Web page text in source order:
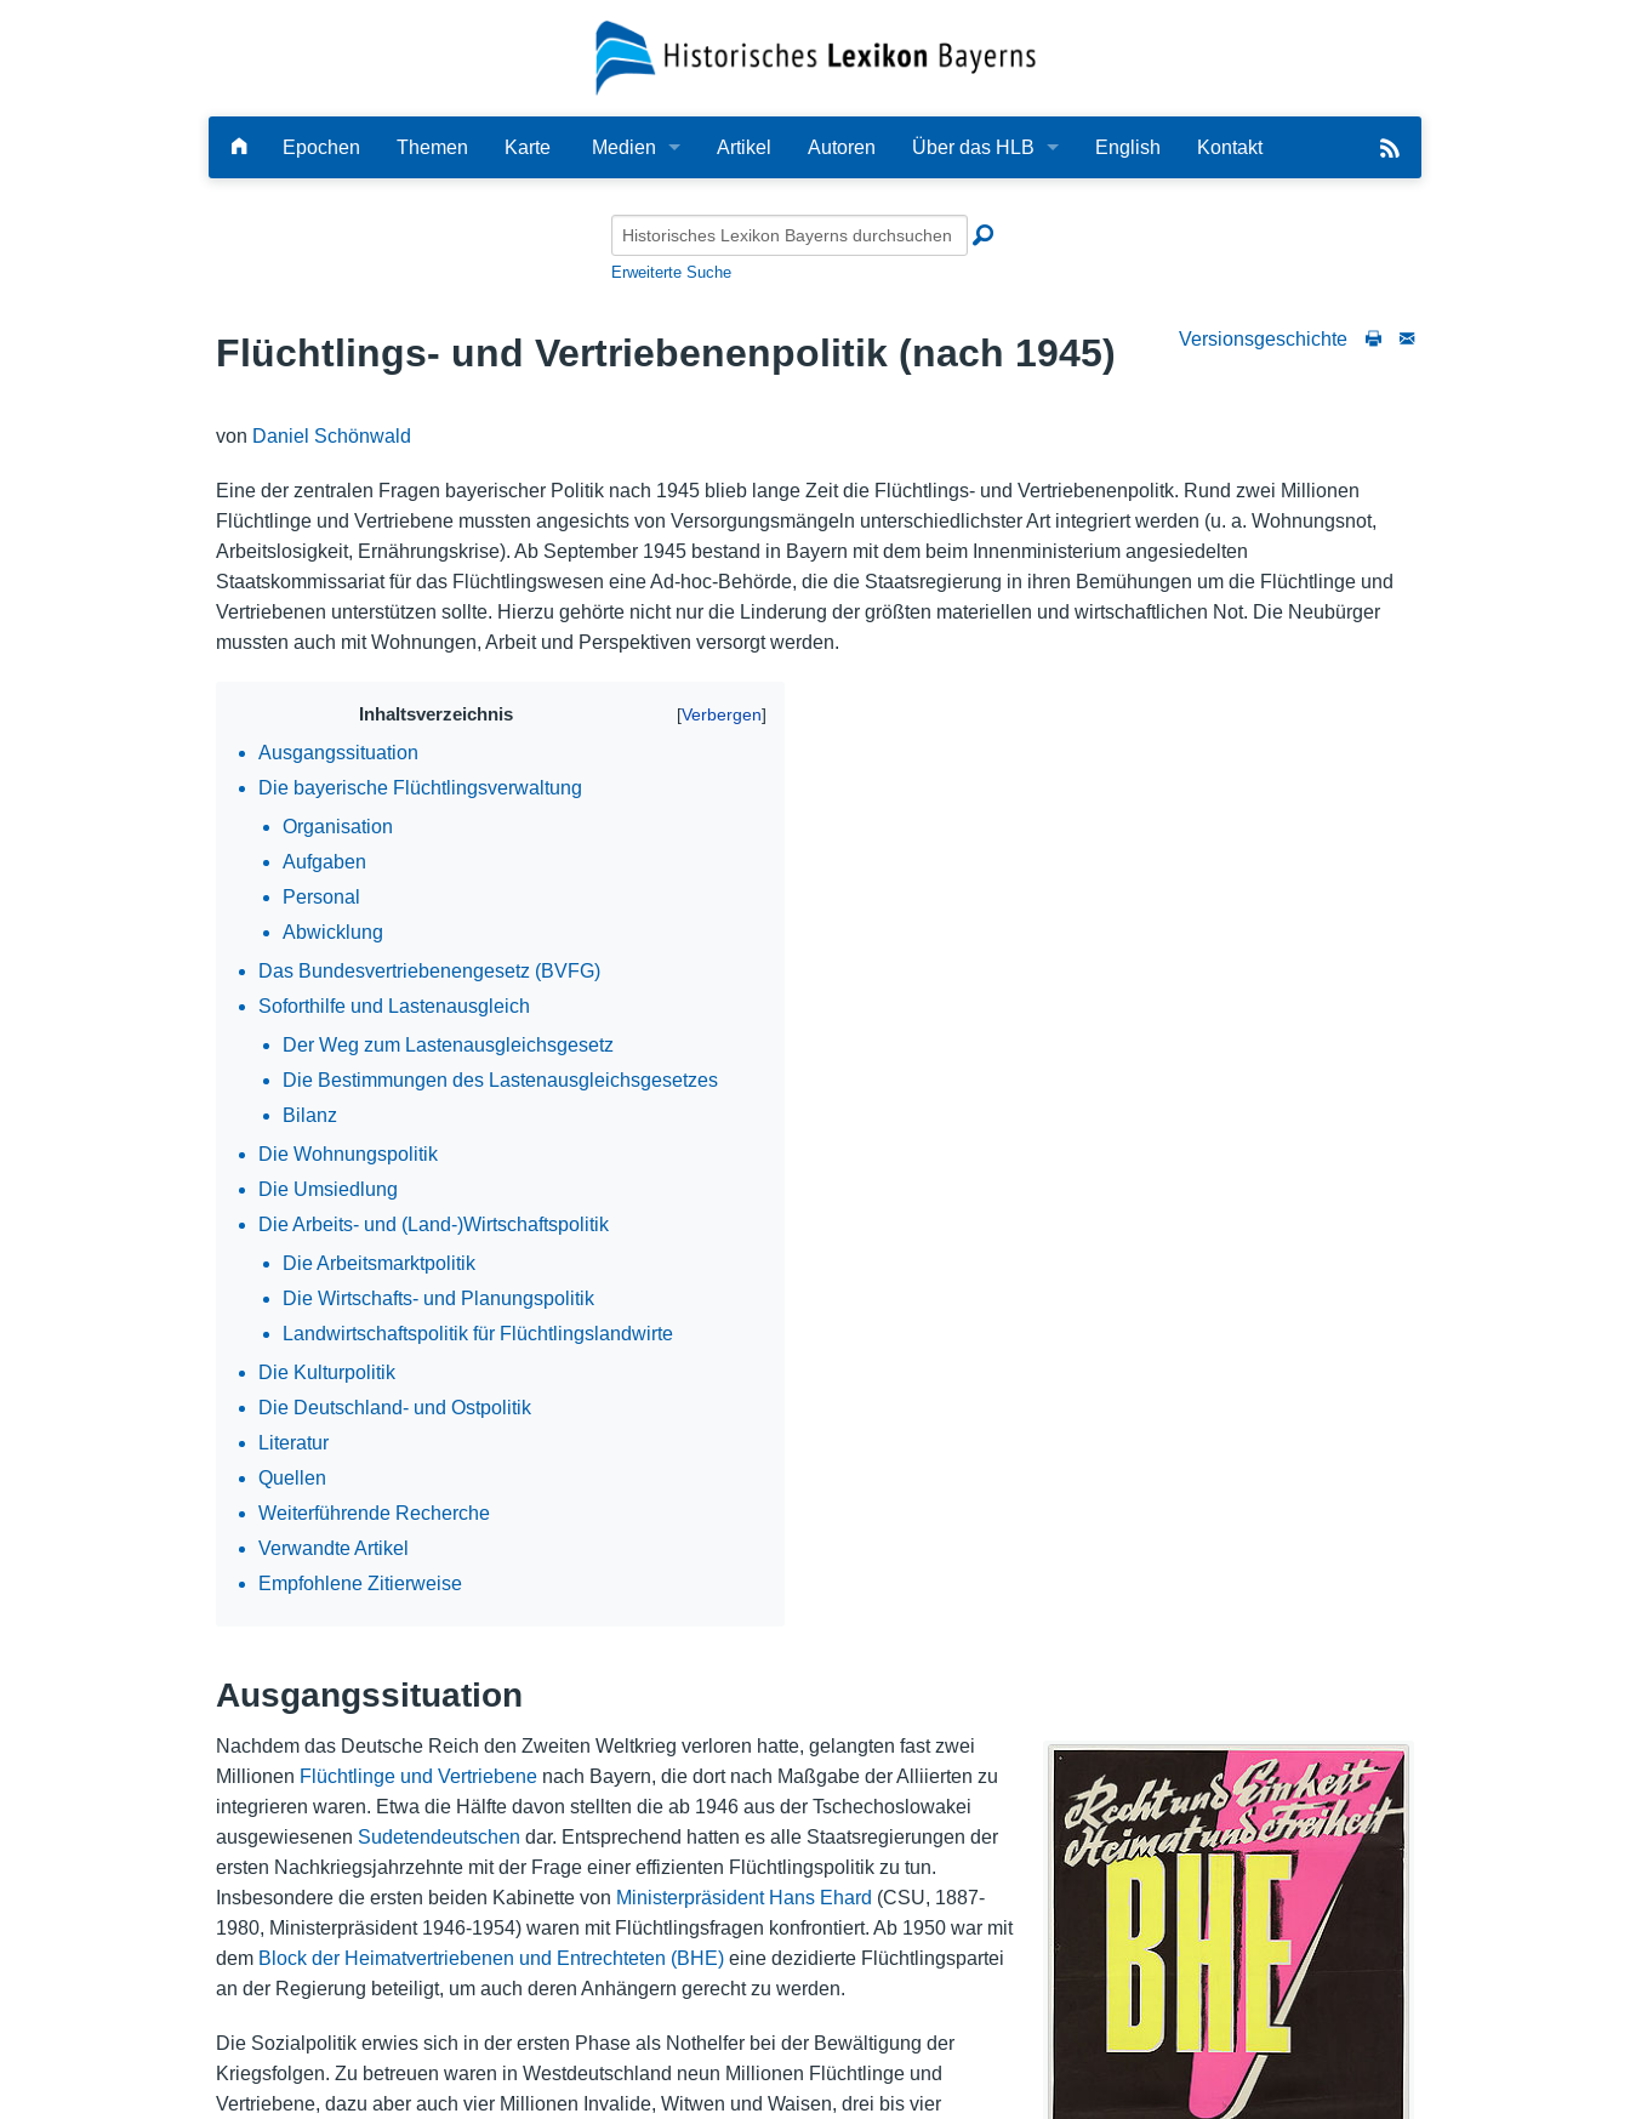
Epochen Themen Karte Medien
Audio
PDF
Artikel Autoren Über das HLB
Redaktion
Wissenschaftlicher Beirat
Häufige Fragen
Nutzungshinweise
English Kontakt
Erweiterte Suche
Versionsgeschichte
Flüchtlings- und Vertriebenenpolitik (nach 1945)
von Daniel Schönwald
Eine der zentralen Fragen bayerischer Politik nach 1945 blieb lange Zeit die Flüchtlings- und Vertriebenenpolitk. Rund zwei Millionen
Flüchtlinge und Vertriebene mussten angesichts von Versorgungsmängeln unterschiedlichster Art integriert werden (u. a. Wohnungsnot,
Arbeitslosigkeit, Ernährungskrise). Ab September 1945 bestand in Bayern mit dem beim Innenministerium angesiedelten
Staatskommissariat für das Flüchtlingswesen eine Ad-hoc-Behörde, die die Staatsregierung in ihren Bemühungen um die Flüchtlinge und
Vertriebenen unterstützen sollte. Hierzu gehörte nicht nur die Linderung der größten materiellen und wirtschaftlichen Not. Die Neubürger
mussten auch mit Wohnungen, Arbeit und Perspektiven versorgt werden.
Inhaltsverzeichnis
Ausgangssituation
Die bayerische Flüchtlingsverwaltung
Organisation
Aufgaben
Personal
Abwicklung
Das Bundesvertriebenengesetz (BVFG)
Soforthilfe und Lastenausgleich
Der Weg zum Lastenausgleichsgesetz
Die Bestimmungen des Lastenausgleichsgesetzes
Bilanz
Die Wohnungspolitik
Die Umsiedlung
Die Arbeits- und (Land-)Wirtschaftspolitik
Die Arbeitsmarktpolitik
Die Wirtschafts- und Planungspolitik
Landwirtschaftspolitik für Flüchtlingslandwirte
Die Kulturpolitik
Die Deutschland- und Ostpolitik
Literatur
Quellen
Weiterführende Recherche
Verwandte Artikel
Empfohlene Zitierweise
Ausgangssituation
Nachdem das Deutsche Reich den Zweiten Weltkrieg verloren hatte, gelangten fast zwei
Millionen Flüchtlinge und Vertriebenenach Bayern, die dort nach Maßgabe der Alliierten zu
integrieren waren. Etwa die Hälfte davon stellten die ab 1946 aus der Tschechoslowakei
ausgewiesenen Sudetendeutschen dar. Entsprechend hatten es alle Staatsregierungen der
ersten Nachkriegsjahrzehnte mit der Frage einer effizienten Flüchtlingspolitik zu tun.
Insbesondere die ersten beiden Kabinettevon Ministerpräsident Hans Ehard (CSU, 1887-
1980, Ministerpräsident 1946-1954) waren mit Flüchtlingsfragen konfrontiert. Ab 1950 war mit
dem Block der Heimatvertriebenen und Entrechteten (BHE)eine dezidierte Flüchtlingspartei
an der Regierung beteiligt, um auch deren Anhängern gerecht zu werden.
Die Sozialpolitikerwies sich in der ersten Phase als Nothelfer bei der Bewältigung der
Kriegsfolgen. Zu betreuen waren in Westdeutschland neun Millionen Flüchtlinge und
Vertriebene, dazu aber auch vier Millionen Invalide, Witwen und Waisen, drei bis vier